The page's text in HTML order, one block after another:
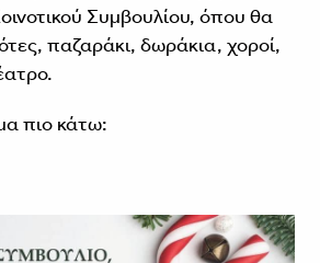
Συμβουλίου, όπου θα
παζαράκι, δωράκια, χοροί,
πιο κάτω: